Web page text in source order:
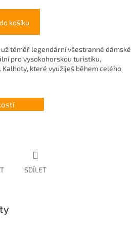
košíku
téměř legendární všestranné dámské
pro vysokohorskou turistiku,
které využiješ během celého
SDÍLET